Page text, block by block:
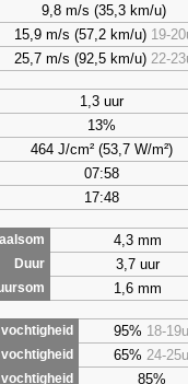
9,8 m/s (35,3 km/u)
15,9 m/s (57,2 km/u) 19-
25,7 m/s (92,5 km/u) 22-
1,3 uur
13%
464 J/cm² (53,7 W/m²)
07:58
17:48
4,3 mm
Duur 3,7 uur
1,6 mm
95% 18-19u
65% 24-25u
85%